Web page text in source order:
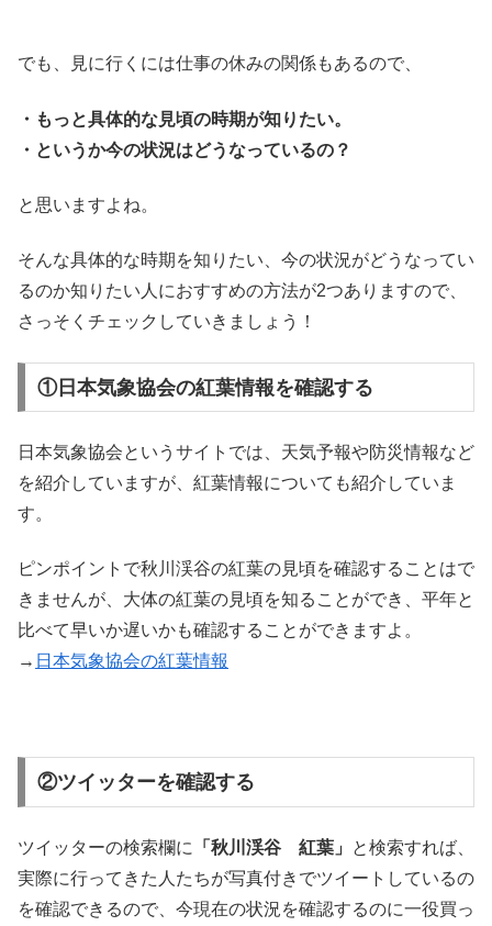
でも、見に行くには仕事の休みの関係もあるので、
・もっと具体的な見頃の時期が知りたい。
・というか今の状況はどうなっているの？
と思いますよね。
そんな具体的な時期を知りたい、今の状況がどうなってい
るのか知りたい人におすすめの方法が2つありますので、
さっそくチェックしていきましょう！
①日本気象協会の紅葉情報を確認する
日本気象協会というサイトでは、天気予報や防災情報など
を紹介していますが、紅葉情報についても紹介していま
す。
ピンポイントで秋川渓谷の紅葉の見頃を確認することはで
きませんが、大体の紅葉の見頃を知ることができ、平年と
比べて早いか遅いかも確認することができますよ。
→ 日本気象協会の紅葉情報
②ツイッターを確認する
ツイッターの検索欄に 「秋川渓谷 紅葉」
と検索すれば、
実際に行ってきた人たちが写真付きでツイートしているの
を確認できるので、今現在の状況を確認するのに一役買っ